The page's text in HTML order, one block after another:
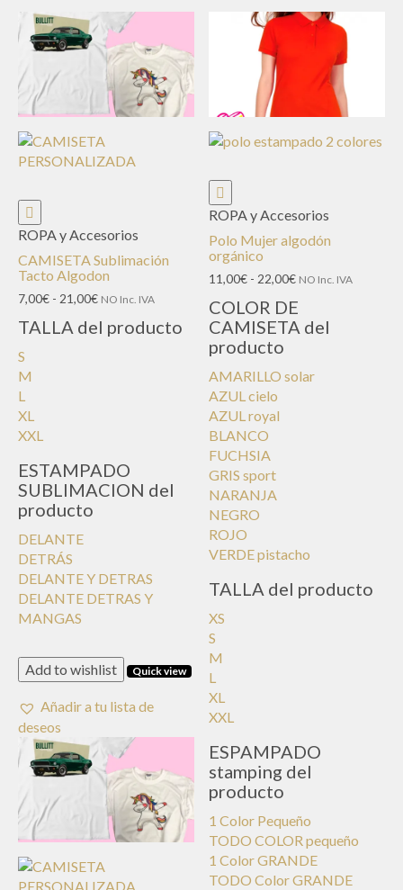
ROPA y Accesorios
CAMISETA Sublimación
Tacto Algodon
7,00€ - 21,00€Rango
precios:
NO Inc. IVA
TALLA del producto
S
M
L
XL
XXL
ESTAMPADO
SUBLIMACION del
producto
DELANTE
DETRÁS
DELANTE Y DETRAS
DELANTE DETRAS Y
MANGAS
Add to wishlist Quick view
Añadir a tu lista de
deseos
ROPA y Accesorios
Polo Mujer algodón
orgánico
11,00€ - 22,00€Rango
precios:
desde
22,00€
NO Inc. IVA
COLOR DE
CAMISETA del
producto
AMARILLO solar
AZUL cielo
AZUL royal
BLANCO
FUCHSIA
GRIS sport
NARANJA
NEGRO
ROJO
VERDE pistacho
TALLA del producto
XS
S
M
L
XL
XXL
ESPAMPADO
stamping del
producto
1 Color Pequeño
TODO COLOR pequeño
1 Color GRANDE
TODO Color GRANDE